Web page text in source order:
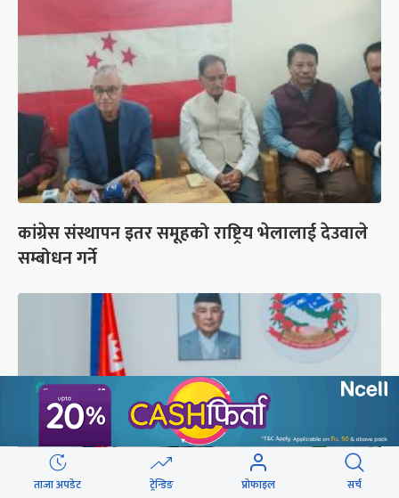
कांग्रेस संस्थापन इतर समूहको राष्ट्रिय भेलालाई देउवाले
सम्बोधन गर्ने
ताजा अपडेट ट्रेन्डिङ प्रोफाइल सर्च